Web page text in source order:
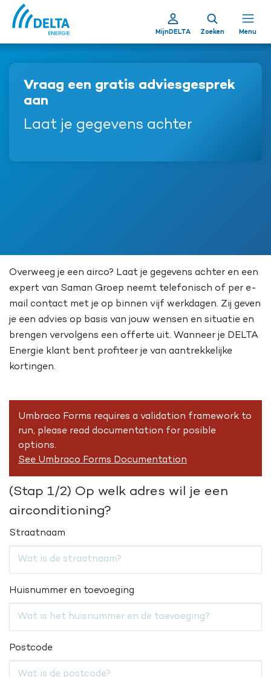
MijnDELTA Zoeken Menu
Vraag een gratis adviesgesprek
aan
Laat je gegevens achter
Overweeg je een airco? Laat je gegevens achter en een
expert van Saman Groep neemt telefonisch of per e-
mail contact met je op binnen vijf werkdagen. Zij geven
je een advies op basis van jouw wensen en situatie en
brengen vervolgens een offerte uit. Wanneer je DELTA
Energie klant bent profiteer je van aantrekkelijke
kortingen.
Umbraco Forms requires a validation framework to
run, please read documentation for posible
options.
See Umbraco Forms Documentation
(Stap 1/2) Op welk adres wil je een
airconditioning?
Straatnaam
Huisnummer en toevoeging
Postcode